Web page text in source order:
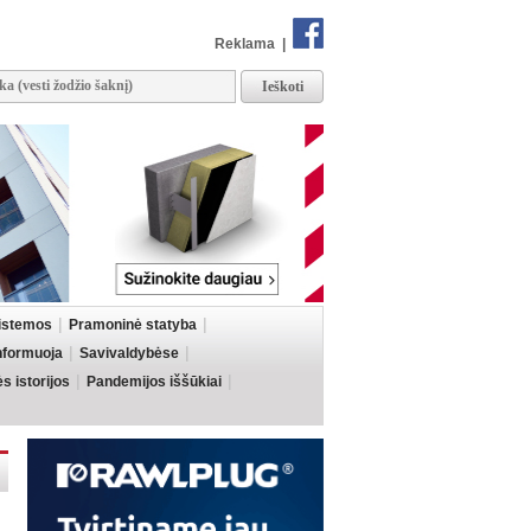
Reklama
Pramoninė statyba
Savivaldybėse
istorijos
Pandemijos iššūkiai